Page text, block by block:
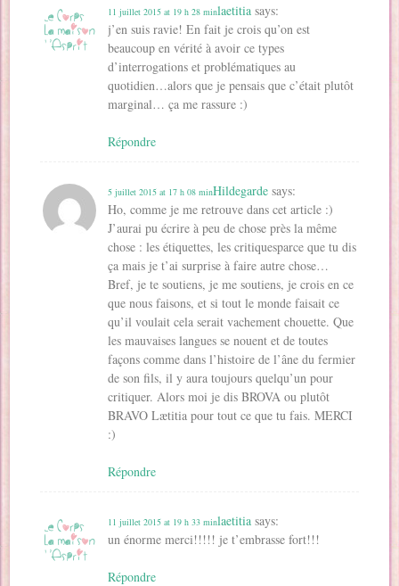
laetitia says:
11 juillet 2015 at 19 h 28 min
j’en suis ravie! En fait je crois qu’on est
beaucoup en vérité à avoir ce types
d’interrogations et problématiques au
quotidien…alors que je pensais que c’était plutôt
marginal… ça me rassure :)
Répondre
Hildegarde says:
5 juillet 2015 at 17 h 08 min
Ho, comme je me retrouve dans cet article :)
J’aurai pu écrire à peu de chose près la même
chose : les étiquettes, les critiquesparce que tu dis
ça mais je t’ai surprise à faire autre chose…
Bref, je te soutiens, je me soutiens, je crois en ce
que nous faisons, et si tout le monde faisait ce
qu’il voulait cela serait vachement chouette. Que
les mauvaises langues se nouent et de toutes
façons comme dans l’histoire de l’âne du fermier
de son fils, il y aura toujours quelqu’un pour
critiquer. Alors moi je dis BROVA ou plutôt
BRAVO Lætitia pour tout ce que tu fais. MERCI
:)
Répondre
laetitia says:
11 juillet 2015 at 19 h 33 min
un énorme merci!!!!! je t’embrasse fort!!!
Répondre